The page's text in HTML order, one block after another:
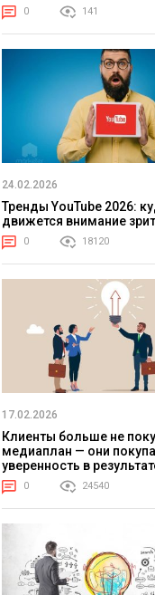
0 141
24.02.2026
Тренды YouTube 2026:
движется внимание
0 18120
17.02.2026
Клиенты больше не
медиаплан — они
уверенность в
0 24540